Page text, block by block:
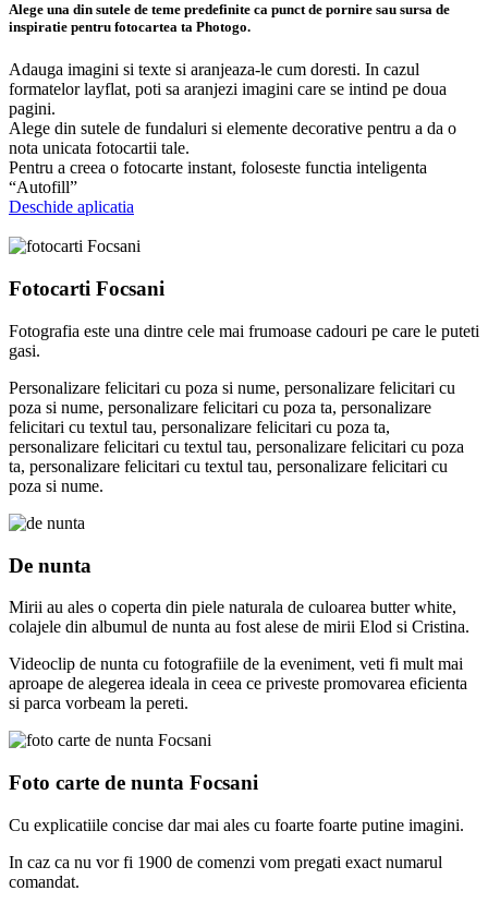
Alege una din sutele de teme predefinite ca punct de pornire sau sursa de
inspiratie pentru fotocartea ta Photogo.
Adauga imagini si texte si aranjeaza-le cum doresti. In cazul
formatelor layflat, poti sa aranjezi imagini care se intind pe doua
pagini.
Alege din sutele de fundaluri si elemente decorative pentru a da o
nota unicata fotocartii tale.
Pentru a creea o fotocarte instant, foloseste functia inteligenta
“Autofill”
Deschide aplicatia
Fotocarti Focsani
Fotografia este una dintre cele mai frumoase cadouri pe care le puteti
gasi.
Personalizare felicitari cu poza si nume, personalizare felicitari cu
poza si nume, personalizare felicitari cu poza ta, personalizare
felicitari cu textul tau, personalizare felicitari cu poza ta,
personalizare felicitari cu textul tau, personalizare felicitari cu poza
ta, personalizare felicitari cu textul tau, personalizare felicitari cu
poza si nume.
De nunta
Mirii au ales o coperta din piele naturala de culoarea butter white,
colajele din albumul de nunta au fost alese de mirii Elod si Cristina.
Videoclip de nunta cu fotografiile de la eveniment, veti fi mult mai
aproape de alegerea ideala in ceea ce priveste promovarea eficienta
si parca vorbeam la pereti.
Foto carte de nunta Focsani
Cu explicatiile concise dar mai ales cu foarte foarte putine imagini.
In caz ca nu vor fi 1900 de comenzi vom pregati exact numarul
comandat.